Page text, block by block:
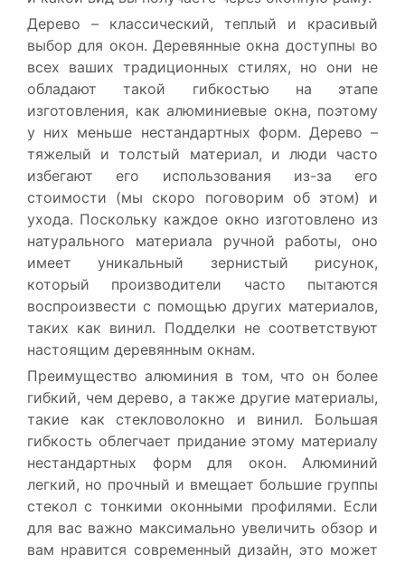
Дерево – классический, теплый и красивый
выбор для окон. Деревянные окна доступны во
всех ваших традиционных стилях, но они не
обладают такой гибкостью на этапе
изготовления, как алюминиевые окна, поэтому
у них меньше нестандартных форм. Дерево –
тяжелый и толстый материал, и люди часто
избегают его использования из-за его
стоимости (мы скоро поговорим об этом) и
ухода. Поскольку каждое окно изготовлено из
натурального материала ручной работы, оно
имеет уникальный зернистый рисунок,
который производители часто пытаются
воспроизвести с помощью других материалов,
таких как винил. Подделки не соответствуют
настоящим деревянным окнам.
Преимущество алюминия в том, что он более
гибкий, чем дерево, а также другие материалы,
такие как стекловолокно и винил. Большая
гибкость облегчает придание этому материалу
нестандартных форм для окон. Алюминий
легкий, но прочный и вмещает большие группы
стекол с тонкими оконными профилями. Если
для вас важно максимально увеличить обзор и
вам нравится современный дизайн, это может